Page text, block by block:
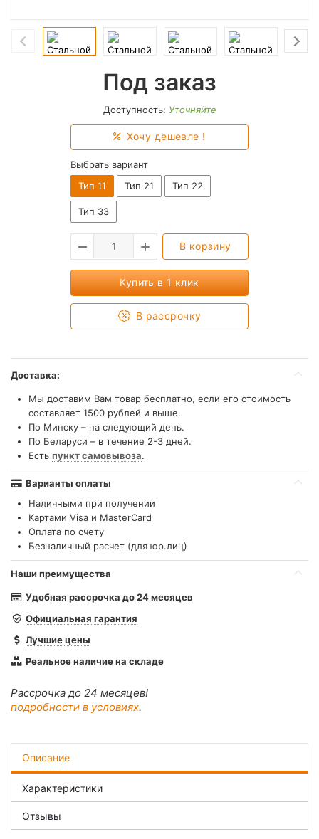
Под заказ
Доступность: Уточняйте
Хочу дешевле !
Выбрать вариант
Тип 11
Тип 21 Тип 22
Тип 33
В корзину
Купить в 1 клик
В рассрочку
Доставка:
Мы доставим Вам товар бесплатно, если его стоимость
составляет 1500 рублей и выше.
По Минску – на следующий день.
По Беларуси – в течение 2-3 дней.
Есть пункт самовывоза.
Варианты оплаты
Наличными при получении
Картами Visa и MasterCard
Оплата по счету
Безналичный расчет (для юр.лиц)
Наши преимущества
Удобная рассрочка до 24 месяцев
Официальная гарантия
Лучшие цены
Реальное наличие на складе
Рассрочка до 24 месяцев!
подробности в условиях.
Описание
Характеристики
Отзывы